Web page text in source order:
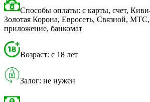
Способы оплаты: с карты, счет,
Золотая Корона, Евросеть, Связной,
приложение, банкомат
Возраст: с 18 лет
Залог: не нужен